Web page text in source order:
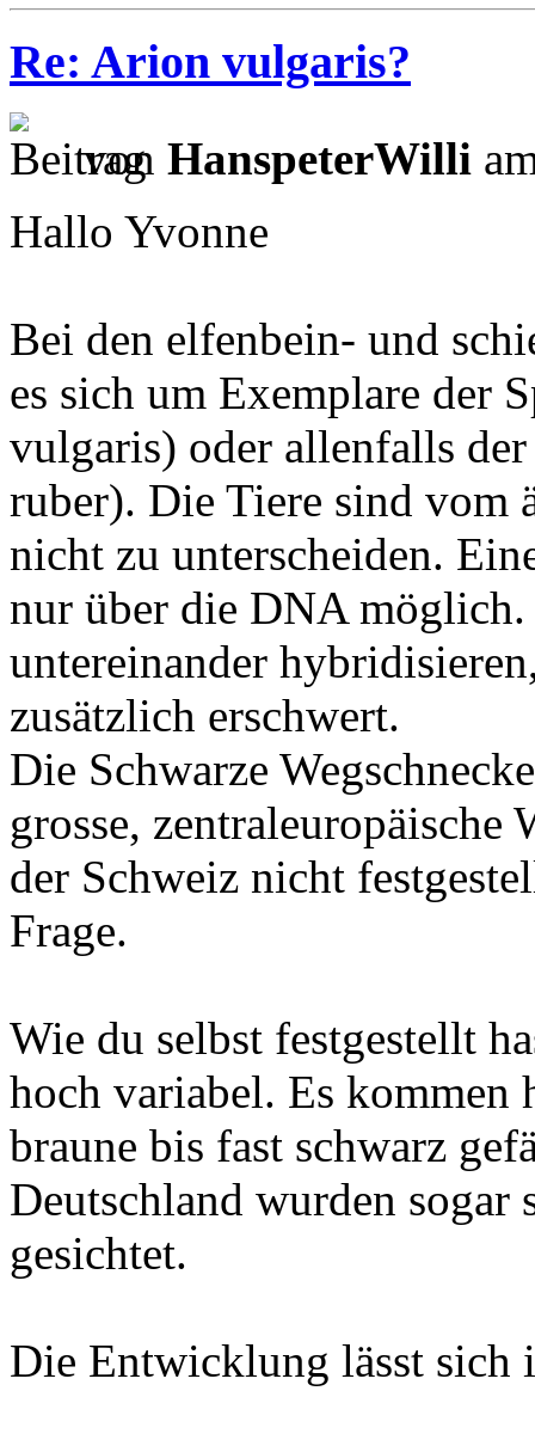
Re: Arion vulgaris?
von HanspeterWilli
Hallo Yvonne
Bei den elfenbein- und
es sich um Exemplare der
vulgaris) oder allenfalls
ruber). Die Tiere sind vom
nicht zu unterscheiden.
nur über die DNA
untereinander
zusätzlich erschwert.
Die Schwarze
grosse, zentraleuropäische
der Schweiz nicht
Frage.
Wie du selbst festgestellt
hoch variabel. Es kommen
braune bis fast schwarz
Deutschland wurden sogar
gesichtet.
Die Entwicklung lässt sich